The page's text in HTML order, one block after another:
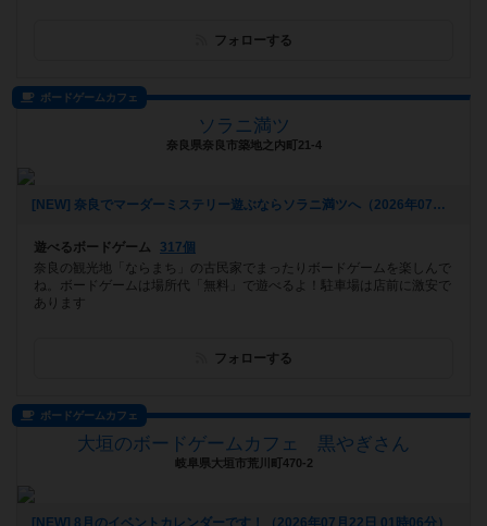
フォローする
ボードゲームカフェ
ソラニ満ツ
奈良県奈良市築地之内町21-4
[NEW] 奈良でマーダーミステリー遊ぶならソラニ満ツへ（2026年07月26日 15時04分）
遊べるボードゲーム
317個
奈良の観光地「ならまち」の古民家でまったりボードゲームを楽しんで
ね。ボードゲームは場所代「無料」で遊べるよ！駐車場は店前に激安で
あります
フォローする
ボードゲームカフェ
大垣のボードゲームカフェ 黒やぎさん
岐阜県大垣市荒川町470-2
[NEW] 8月のイベントカレンダーです！（2026年07月22日 01時06分）